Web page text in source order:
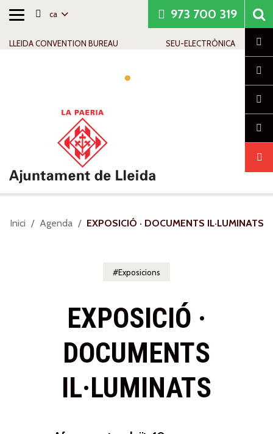
Alternar
ca
LLEIDA CONVENTION BUREAU SEU-ELECTRÒNICA
973 700 319
Sou
Inici Agenda EXPOSICIÓ · DOCUMENTS IL·LUMINATS
Exposicions
EXPOSICIÓ ·
DOCUMENTS
IL·LUMINATS